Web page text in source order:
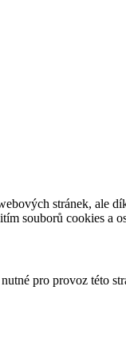
stránek, ale
souborů cookies a
pro provoz této